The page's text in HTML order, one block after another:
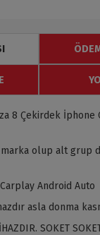
8 Çekirdek İphone
marka olup alt grup
Android Auto
asla donma
SOKET